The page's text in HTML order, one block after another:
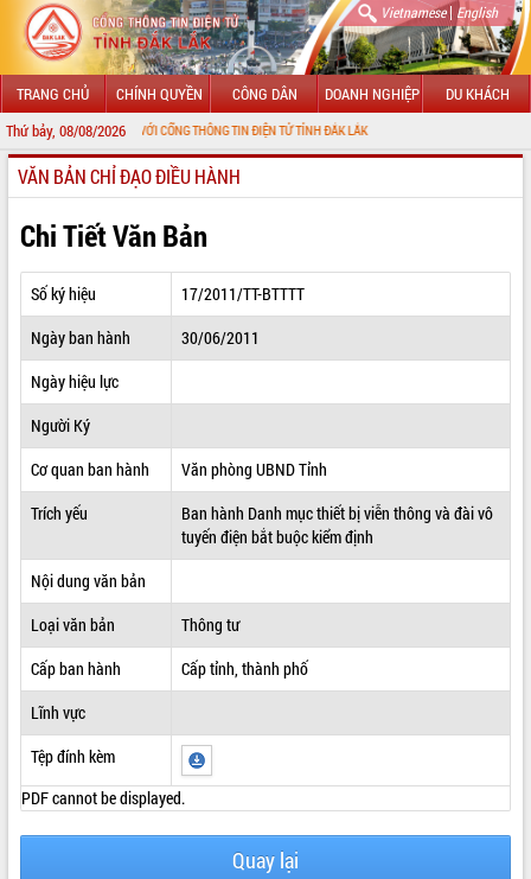
Vietnamese| English
TRANG CHỦ CHÍNH QUYỀN CÔNG DÂN DOANH NGHIỆP DU KHÁCH
Thứ bảy, 08/08/2026
MỪNG ĐẾN VỚI CỔNG THÔNG TIN ĐIỆN TỬ TỈNH ĐẮK LẮK
GIỚI THIỆU
LÃNH ĐẠO UBND TỈNH
TIN TỨC SỰ KIỆN
SỞ, BAN, NGÀNH
THÔNG TIN CHỈ ĐẠO ĐIỀU HÀNH
HỆ THỐNG VĂN BẢN
VĂN BẢN HĐND TỈNH
ĐIỂM TIN VĂN BẢN
VĂN BẢN CHỈ ĐẠO ĐIỀU HÀNH
Chi Tiết Văn Bản
Số ký hiệu
17/2011/TT-BTTTT
Ngày ban hành
30/06/2011
Ngày hiệu lực
Người Ký
Cơ quan ban hành
Văn phòng UBND Tỉnh
Trích yếu
Ban hành Danh mục thiết bị viễn thông và đài vô
tuyến điện bắt buộc kiểm định
Nội dung văn bản
Loại văn bản
Thông tư
Cấp ban hành
Cấp tỉnh, thành phố
Lĩnh vực
Tệp đính kèm
PDF cannot be displayed.
Quay lại